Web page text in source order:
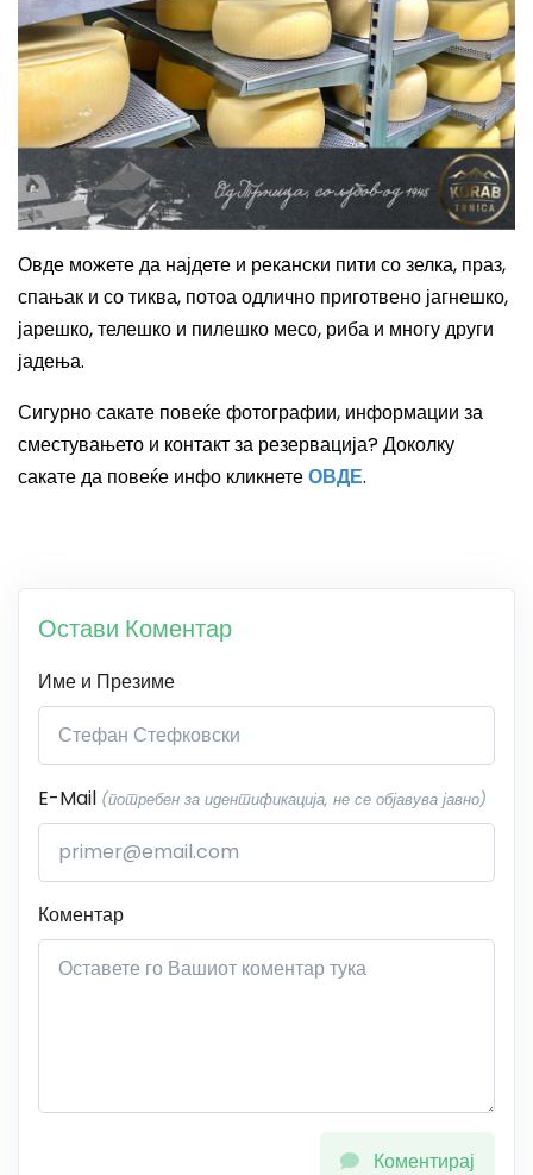
Овде можете да најдете и рекански пити со зелка, праз,
спањак и со тиква, потоа одлично приготвено јагнешко,
јарешко, телешко и пилешко месо, риба и многу други
јадења.
Сигурно сакате повеќе фотографии, информации за
сместувањето и контакт за резервација? Доколку
сакате да повеќе инфо кликнетеОВДЕ.
Остави Коментар
Име и Презиме
E-Mail (потребен за идентификација, не се објавува јавно)
Коментар
Коментирај